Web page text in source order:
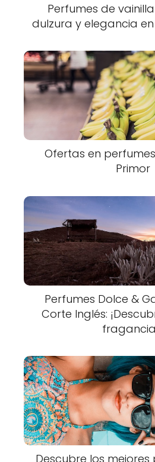
Perfumes de
dulzura y elegancia
Ofertas en
Primor
Perfumes Dolce &
Corte Inglés:
Descubre los mejores